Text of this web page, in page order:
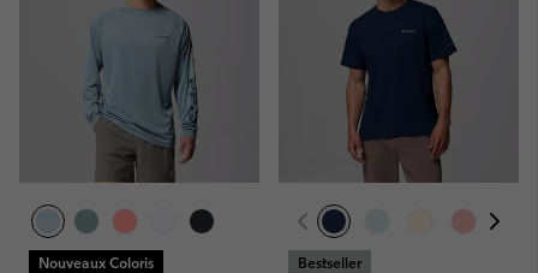
Nouveaux Coloris Bestseller